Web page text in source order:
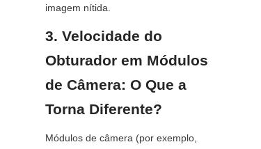
imagem nítida.
3. Velocidade do
Obturador em Módulos
de Câmera: O Que a
Torna Diferente?
Módulos de câmera (por exemplo,